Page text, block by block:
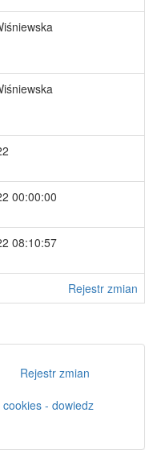
00:00:00
08:10:57
Rejestr zmian
Rejestr zmian
- dowiedz